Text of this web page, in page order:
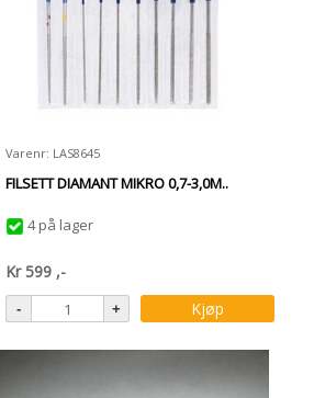
Varenr: LAS8645
FILSETT DIAMANT MIKRO 0,7-3,0M..
4 på lager
Kr599 ,-
Kjøp